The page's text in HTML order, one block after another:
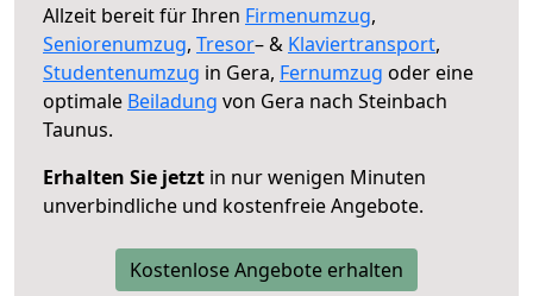
Allzeit bereit für Ihren Firmenumzug,
Seniorenumzug, Tresor– & Klaviertransport,
Studentenumzug in Gera, Fernumzug oder eine
optimale Beiladung von Gera nach Steinbach
Taunus.
Erhalten Sie jetzt in nur wenigen Minuten
unverbindliche und kostenfreie Angebote.
Kostenlose Angebote erhalten